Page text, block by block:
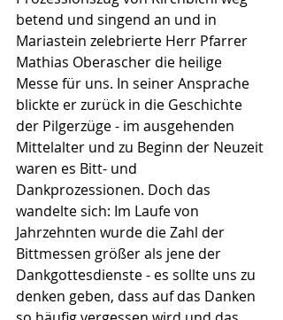
betend und singend an und in
Mariastein zelebrierte Herr Pfarrer
Mathias Oberascher die heilige
Messe für uns. In seiner Ansprache
blickte er zurück in die Geschichte
der Pilgerzüge - im ausgehenden
Mittelalter und zu Beginn der Neuzeit
waren es Bitt- und
Dankprozessionen. Doch das
wandelte sich: Im Laufe von
Jahrzehnten wurde die Zahl der
Bittmessen größer als jene der
Dankgottesdienste - es sollte uns zu
denken geben, dass auf das Danken